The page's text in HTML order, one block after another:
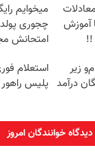
آموزش
!!
میخوایم
چجوری
امتحانش
زیر
درآمد
استعلام
پلیس
دیدگاه خوانندگان امروز